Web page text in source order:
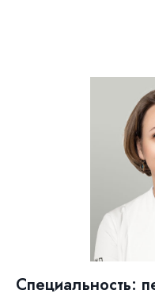
Специальность: